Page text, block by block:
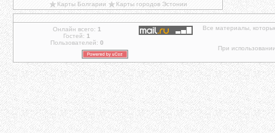
Карты Болгарии
Карты городов Эстонии
Онлайн всего: 1
Гостей: 1
Пользователей: 0
Все материалы,
При